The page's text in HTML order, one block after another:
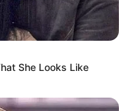
She Looks Like